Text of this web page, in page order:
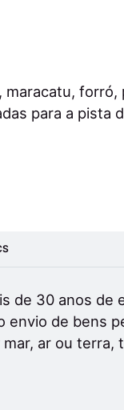
forró,
para a pista
de 30 anos de
envio de bens
ar ou terra,